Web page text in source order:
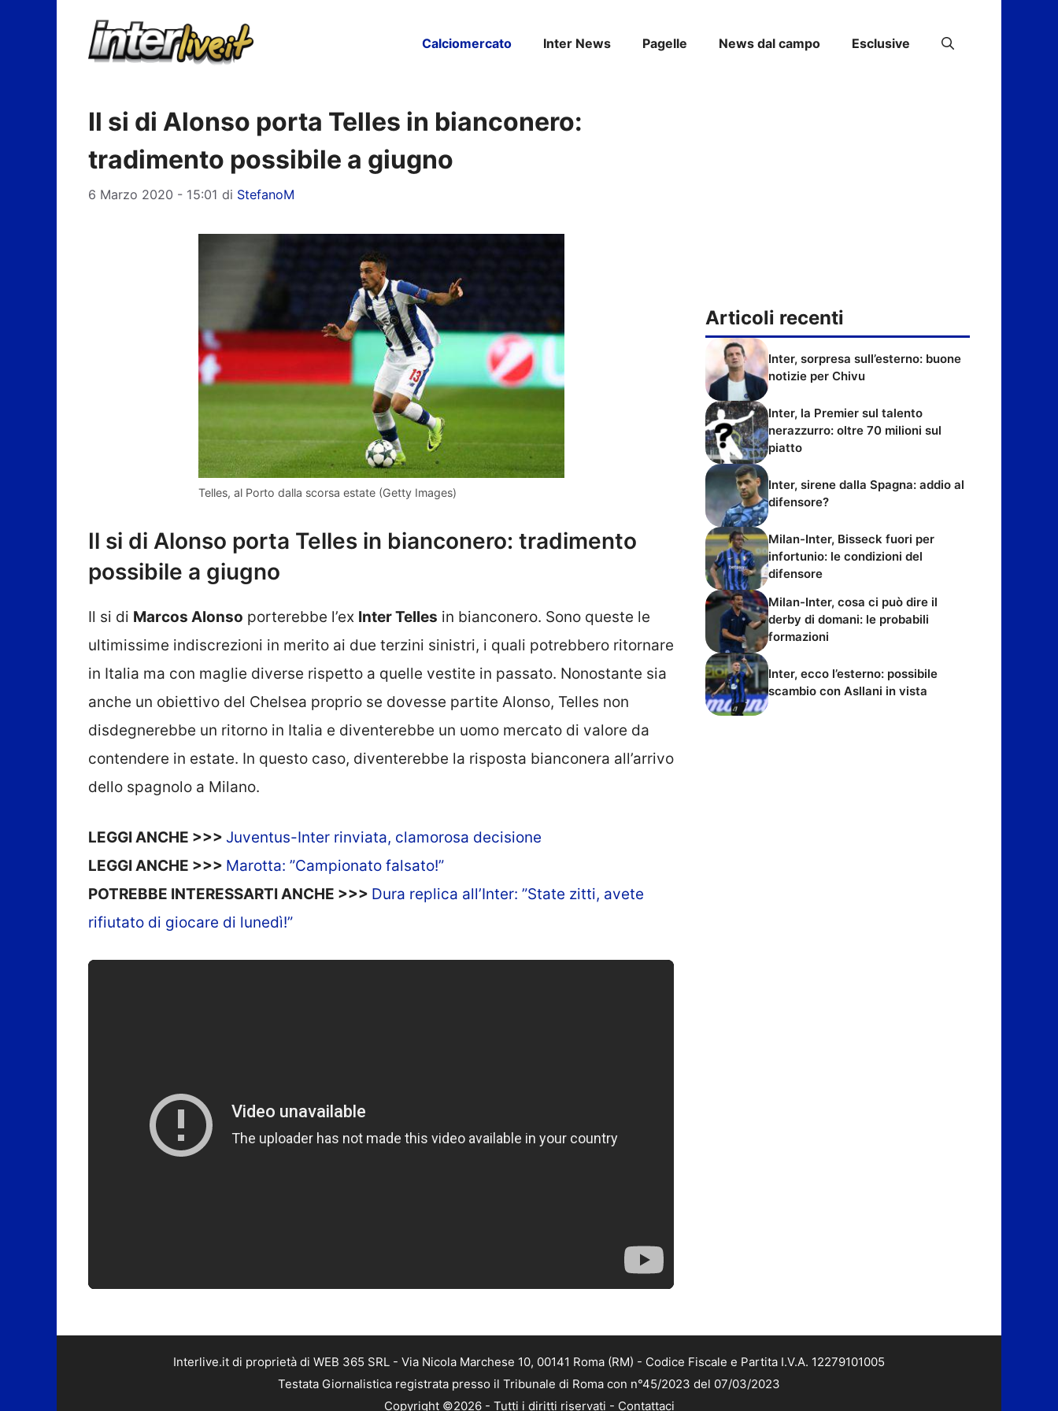
Calciomercato Inter News Pagelle News dal campo Esclusive
Il si di Alonso porta Telles in bianconero:
tradimento possibile a giugno
6 Marzo 2020 - 15:01 di StefanoM
Telles, al Porto dalla scorsa estate (Getty Images)
Il si di Alonso porta Telles in bianconero: tradimento
possibile a giugno
Il si di Marcos Alonso porterebbe l’ex Inter Telles in bianconero. Sono queste le
ultimissime indiscrezioni in merito ai due terzini sinistri, i quali potrebbero ritornare
in Italia ma con maglie diverse rispetto a quelle vestite in passato. Nonostante sia
anche un obiettivo del Chelsea proprio se dovesse partite Alonso, Telles non
disdegnerebbe un ritorno in Italia e diventerebbe un uomo mercato di valore da
contendere in estate. In questo caso, diventerebbe la risposta bianconera all’arrivo
dello spagnolo a Milano.
LEGGI ANCHE >>> Juventus-Inter rinviata, clamorosa decisione
LEGGI ANCHE >>> Marotta: ”Campionato falsato!”
POTREBBE INTERESSARTI ANCHE >>> Dura replica all’Inter: ”State zitti, avete
rifiutato di giocare di lunedì!”
Articoli recenti
Inter, sorpresa sull’esterno: buone
notizie per Chivu
Inter, la Premier sul talento
nerazzurro: oltre 70 milioni sul
piatto
Inter, sirene dalla Spagna: addio al
difensore?
Milan-Inter, Bisseck fuori per
infortunio: le condizioni del
difensore
Milan-Inter, cosa ci può dire il
derby di domani: le probabili
formazioni
Inter, ecco l’esterno: possibile
scambio con Asllani in vista
Interlive.it di proprietà di WEB 365 SRL - Via Nicola Marchese 10, 00141 Roma (RM) - Codice Fiscale e Partita I.V.A. 12279101005
Testata Giornalistica registrata presso il Tribunale di Roma con n°45/2023 del 07/03/2023
Copyright ©2026 - Tutti i diritti riservati - Contattaci